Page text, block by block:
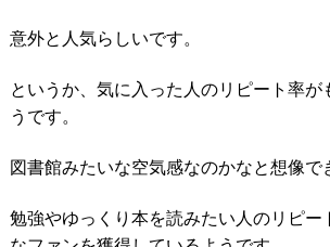
意外と人気らしいです。
というか、気に入った人のリピート率が
うです。
図書館みたいな空気感なのかなと想像で
勉強やゆっくり本を読みたい人のリピー